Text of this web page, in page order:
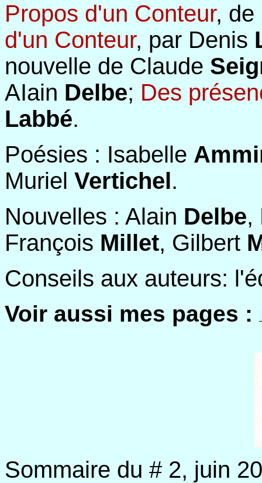
Propos d'un Conteur,
d'un Conteur, par Denis
nouvelle de Claude
AIain Delbe; Des
Labbé.
Poésies : Isabelle
Muriel Vertichel.
Nouvelles : Alain Delbe,
François Millet, Gilbert
Conseils aux auteurs:
Voir aussi mes pages :
Sommaire du # 2, juin